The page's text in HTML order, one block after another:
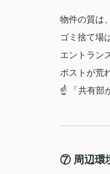
物件の質は、
ゴミ捨て場
エントラン
ポストが荒
☝ 「共有部
⑦ 周辺環